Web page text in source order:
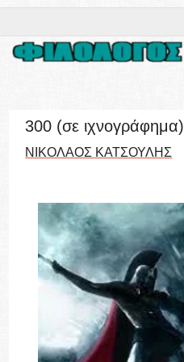
300 (σε ιχνογράφημα)
ΝΙΚΟΛΑΟΣ ΚΑΤΣΟΥΛΗΣ